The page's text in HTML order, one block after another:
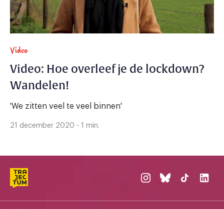
Video
Video: Hoe overleef je de lockdown?
Wandelen!
'We zitten veel te veel binnen'
21 december 2020 - 1 min.